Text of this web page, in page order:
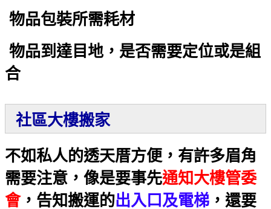
物品包裝所需耗材
物品到達目地，是否需要定位或是組
合
社區大樓搬家
不如私人的透天厝方便，有許多眉角
需要注意，像是要事先通知大樓管委
會，告知搬運的出入口及電梯 ，還要